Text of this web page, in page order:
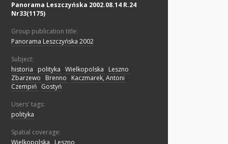
Panorama Leszczyńska 2002.08.14 R.24
Nr33(1175)
Group publication title:
Panorama Leszczyńska 2002
Subject:
historia
polityka Wielkopolska Leszno
Zbarzewo
Brenno Kaczmarek, Antoni
Czempiń Gostyń
Users' tags:
polityka
Spatial coverage: